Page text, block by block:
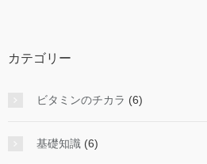
カテゴリー
ビタミンのチカラ (6)
基礎知識 (6)